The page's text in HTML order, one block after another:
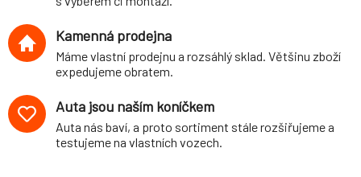
Kamenná prodejna
Máme vlastní prodejnu a rozsáhlý sklad. Většinu zboží
expedujeme obratem.
Auta jsou naším koníčkem
Auta nás baví, a proto sortiment stále rozšiřujeme a
testujeme na vlastních vozech.